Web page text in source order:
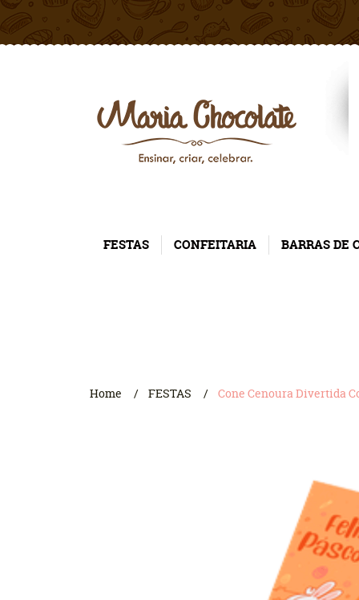
FESTAS CONFEITARIA BARRAS DE
Home FESTAS Cone Cenoura Divertida